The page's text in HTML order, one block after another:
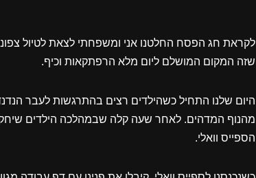
לקראת חג הפסח החלטנו אני ומשפחתי לצאת לטיול
שזה המקום המושלם ליום מלא הרפתקאות וכיף.
היום שלנו התחיל כשהילדים רצים בהתרגשות לעבר
מהנוף המדהים. לאחר שעה קלה שבמהלכה הילדים
הספייס וואלי.